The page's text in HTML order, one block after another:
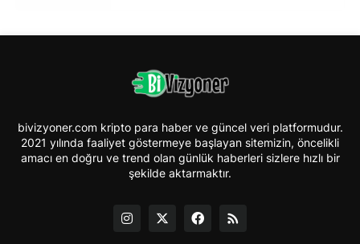
bivizyoner.com kripto para haber ve güncel veri platformudur.
2021 yılında faaliyet göstermeye başlayan sitemizin, öncelikli
amacı en doğru ve trend olan günlük haberleri sizlere hızlı bir
şekilde aktarmaktır.